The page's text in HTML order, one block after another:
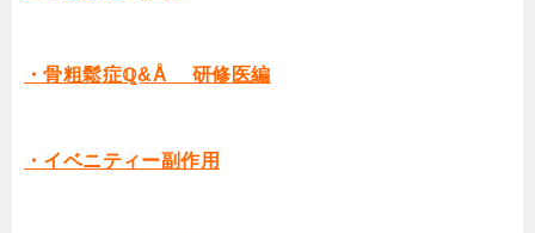
・骨粗鬆症ℚ&Å 研修医編
・イベニティー副作用